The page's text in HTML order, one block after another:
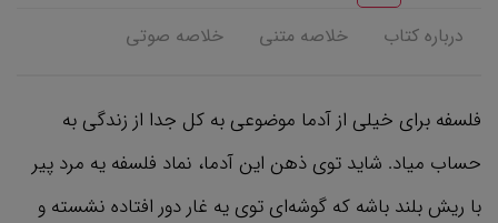
درباره کتاب خلاصه متنی خلاصه صوتی
فلسفه برای خیلی از آدما موضوعی به کل جدا از زندگی به
حساب میاد. شاید توی ذهن این آدما، نماد فلسفه یه مرد پیر
با ریش بلند باشه که گوشه‌ای توی یه غار دور افتاده نشسته و